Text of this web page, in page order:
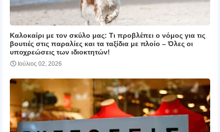
Καλοκαίρι με τον σκύλο μας: Τι προβλέπει ο νόμος για τις
βουτιές στις παραλίες και τα ταξίδια με πλοίο – Όλες οι
υποχρεώσεις των ιδιοκτητών!
Ιούλιος 02, 2026